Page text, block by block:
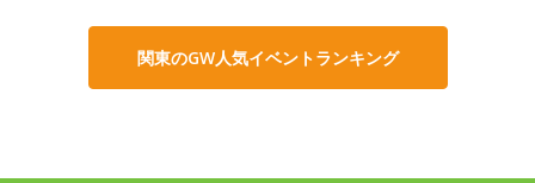
関東のGW人気イベントランキング